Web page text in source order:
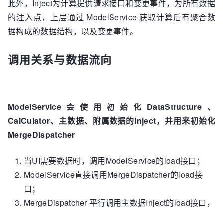
此外，Inject为计算提供请求接口和变更事件，为所有数据
的注入点，上层通过 ModelService 获取计算后有聚合数
据构成的数据结构，以及变更事件。
调用关系与数据流向
ModelService会使用初始化DataStructure、
CalCulator、主数据、附属数据的Inject，并用来初始化
MergeDispatcher
当UI需要数据时，调用ModelService的load接口；
ModelService直接调用MergeDispatcher的load接
口；
MergeDispatcher 平行调用主数据Inject的load接口，